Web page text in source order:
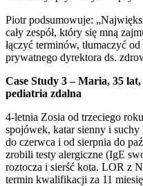
Piotr podsumowuje:
cały zespół, który się mną
łączyć terminów, tłumaczyć
prywatnego dyrektora ds.
Case Study 3 – Maria, 35
pediatria zdalna
4-letnia Zosia od trzeciego
spojówek, katar sienny i suchy
do czerwca i od sierpnia do
zrobili testy alergiczne (IgE
roztocza i sierść kota. LOR z
termin kwalifikacji za 11